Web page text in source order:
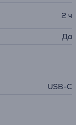
2 ч
Да
USB-C